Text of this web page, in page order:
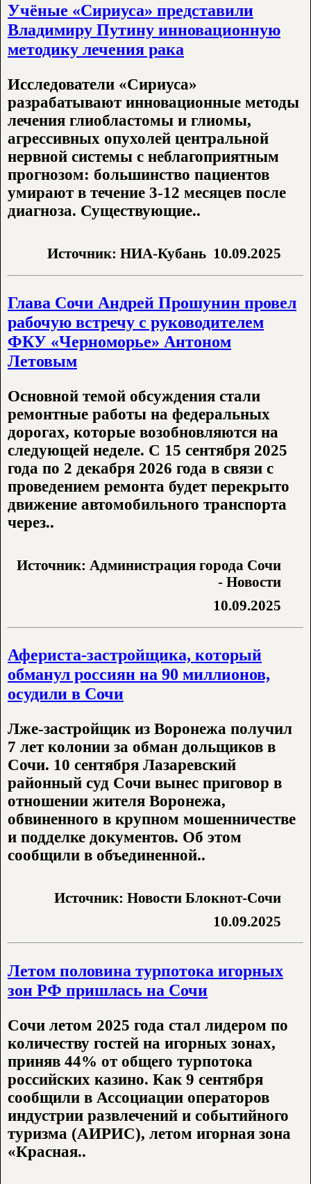
Учёные «Сириуса» представили
Владимиру Путину инновационную
методику лечения рака
Исследователи «Сириуса»
разрабатывают инновационные методы
лечения глиобластомы и глиомы,
агрессивных опухолей центральной
нервной системы с неблагоприятным
прогнозом: большинство пациентов
умирают в течение 3-12 месяцев после
диагноза. Существующие..
Источник: НИА-Кубань 10.09.2025
Глава Сочи Андрей Прошунин провел
рабочую встречу с руководителем
ФКУ «Черноморье» Антоном
Летовым
Основной темой обсуждения стали
ремонтные работы на федеральных
дорогах, которые возобновляются на
следующей неделе. С 15 сентября 2025
года по 2 декабря 2026 года в связи с
проведением ремонта будет перекрыто
движение автомобильного транспорта
через..
Источник: Администрация города Сочи
- Новости
10.09.2025
Афериста-застройщика, который
обманул россиян на 90 миллионов,
осудили в Сочи
Лже-застройщик из Воронежа получил
7 лет колонии за обман дольщиков в
Сочи. 10 сентября Лазаревский
районный суд Сочи вынес приговор в
отношении жителя Воронежа,
обвиненного в крупном мошенничестве
и подделке документов. Об этом
сообщили в объединенной..
Источник: Новости Блокнот-Сочи
10.09.2025
Летом половина турпотока игорных
зон РФ пришлась на Сочи
Сочи летом 2025 года стал лидером по
количеству гостей на игорных зонах,
приняв 44% от общего турпотока
российских казино. Как 9 сентября
сообщили в Ассоциации операторов
индустрии развлечений и событийного
туризма (АИРИС), летом игорная зона
«Красная..